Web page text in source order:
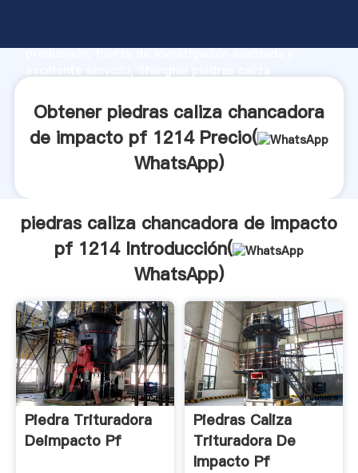
producción, fuerza de investigación avanzada y
valor y aporta valores a todos los clientes.
Obtener piedras caliza chancadora
de impacto pf 1214 Precio(
WhatsApp)
piedras caliza chancadora de impacto
pf 1214 Introducción(
WhatsApp)
Piedra Trituradora
Deimpacto Pf
Piedras Caliza
Trituradora De
Impacto Pf